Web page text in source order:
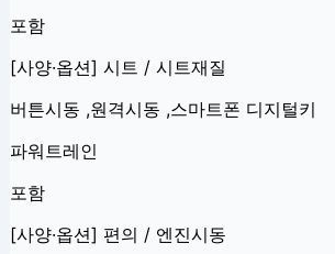
포함
[사양·옵션] 시트 / 시트재질
버튼시동 ,원격시동 ,스마트폰 디지털키
파워트레인
포함
[사양·옵션] 편의 / 엔진시동